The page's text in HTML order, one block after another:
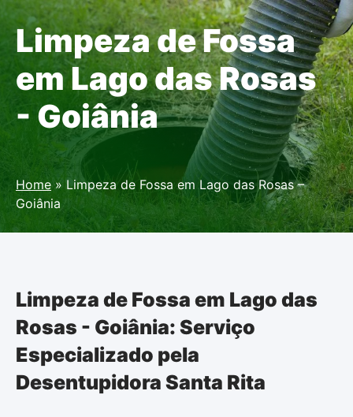
Limpeza de Fossa
em Lago das Rosas
- Goiânia
Home» Limpeza de Fossa em Lago das Rosas –
Goiânia
Limpeza de Fossa em Lago das
Rosas - Goiânia: Serviço
Especializado pela
Desentupidora Santa Rita